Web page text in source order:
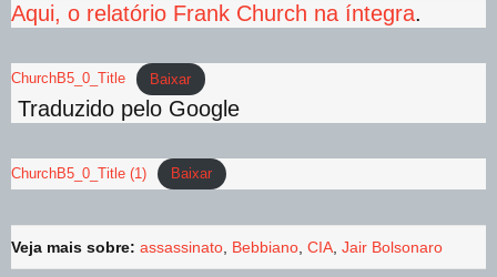
Aqui, o relatório Frank Church na íntegra.
ChurchB5_0_Title Baixar
Traduzido pelo Google
ChurchB5_0_Title (1) Baixar
Veja mais sobre: assassinato, Bebbiano, CIA, Jair Bolsonaro